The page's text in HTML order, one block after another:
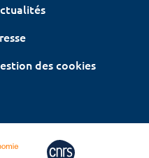
des cookies